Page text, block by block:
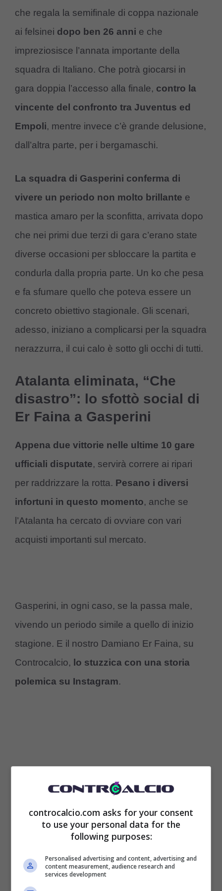
che regala la semifinale di coppa nazionale
ai felsinei dopo ben 26 anni e che
impreziosisce l’annata importante della
squadra di Italiano. Che potrà giocarsi in
gara doppia l’accesso alla finale, contro la
vincente del confronto tra Juventus ed
Empoli, mentre invece c’è grande delusione,
dall’altra parte, per i bergamaschi.
La squadra di Gasperini conferma di
vivere un periodo non molto brillante e
mastica amaro per la sconfitta, arrivata dopo
che nei primi due terzi di gara c’erano state
diverse occasioni per sbloccare la partita e
condurla dalla propria parte. Un ko che pesa
e fa sfumare quello che poteva essere un
concreto obiettivo stagionale. Gli scenari,
adesso, iniziano a complicarsi per la squadra
nerazzurra, il cui calo è sotto gli occhi di tutti.
Atalanta eliminata, “Che
disastro”: lo sfottò social di
Er Faina a Gasperini
Appena due vittorie nelle ultime 10 gare
ufficiali disputate, servirà correre ai ripari
per raddrizzare la rotta. Pesano i diversi
infortuni in questo momento, anche se
l’Atalanta ha cercato di ovviare con vari
acquisti importanti sul mercato.
Gasperini, in ogni caso, se la passa male,
vivendo un periodo simile a quello di inizio
stagione. E il nostro Damiano Er Faina, su
Controcalcio, lo stuzzica con una storia
polemica su Instagram.
controcalcio.com asks for your consent
to use your personal data for the
following purposes:
Personalised advertising and content, advertising and
content measurement, audience research and
services development